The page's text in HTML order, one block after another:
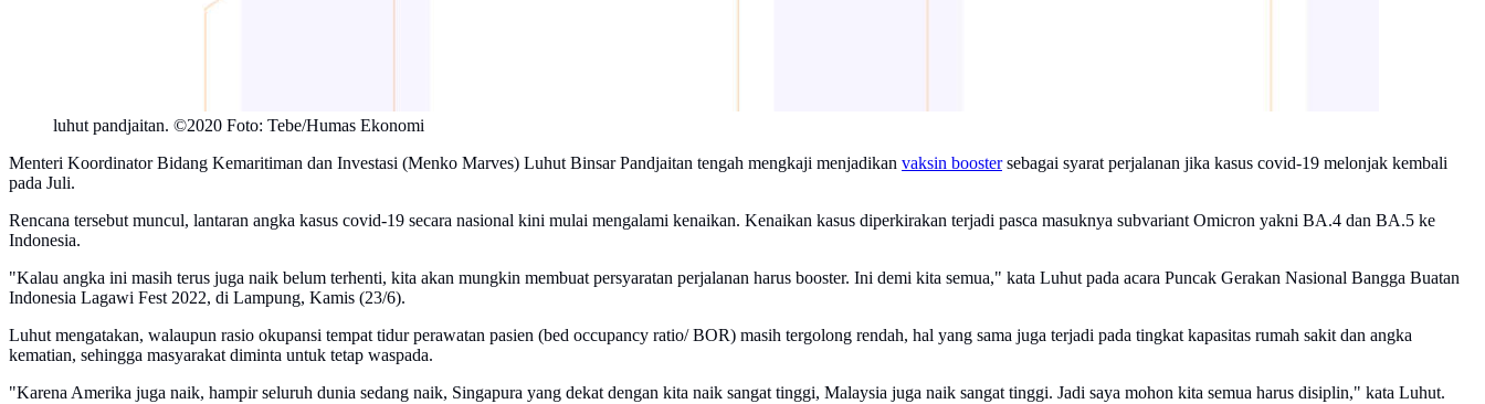
luhut pandjaitan. ©2020 Foto: Tebe/Humas Ekonomi
Menteri Koordinator Bidang Kemaritiman dan Investasi (Menko Marves) Luhut Binsar Pandjaitan tengah mengkaji menjadikan vaksin boostersebagai syarat perjalanan jika kasus covid-19 melonjak kembali
pada Juli.
Rencana tersebut muncul, lantaran angka kasus covid-19 secara nasional kini mulai mengalami kenaikan. Kenaikan kasus diperkirakan terjadi pasca masuknya subvariant Omicron yakni BA.4 dan BA.5 ke
Indonesia.
"Kalau angka ini masih terus juga naik belum terhenti, kita akan mungkin membuat persyaratan perjalanan harus booster. Ini demi kita semua," kata Luhut pada acara Puncak Gerakan Nasional Bangga Buatan
Indonesia Lagawi Fest 2022, di Lampung, Kamis (23/6).
Luhut mengatakan, walaupun rasio okupansi tempat tidur perawatan pasien (bed occupancy ratio/ BOR) masih tergolong rendah, hal yang sama juga terjadi pada tingkat kapasitas rumah sakit dan angka
kematian, sehingga masyarakat diminta untuk tetap waspada.
"Karena Amerika juga naik, hampir seluruh dunia sedang naik, Singapura yang dekat dengan kita naik sangat tinggi, Malaysia juga naik sangat tinggi. Jadi saya mohon kita semua harus disiplin," kata Luhut.